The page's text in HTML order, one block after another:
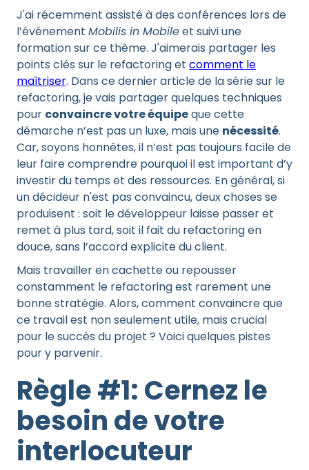
J'ai récemment assisté à des conférences lors de
l’événement Mobilis in Mobileet suivi une
formation sur ce thème. J'aimerais partager les
points clés sur le refactoring et comment le
maîtriser. Dans ce dernier article de la série sur le
refactoring, je vais partager quelques techniques
pour convaincre votre équipeque cette
démarche n’est pas un luxe, mais une nécessité.
Car, soyons honnêtes, il n’est pas toujours facile de
leur faire comprendre pourquoi il est important d’y
investir du temps et des ressources. En général, si
un décideur n'est pas convaincu, deux choses se
produisent : soit le développeur laisse passer et
remet à plus tard, soit il fait du refactoring en
douce, sans l’accord explicite du client.
Mais travailler en cachette ou repousser
constamment le refactoring est rarement une
bonne stratégie. Alors, comment convaincre que
ce travail est non seulement utile, mais crucial
pour le succès du projet ? Voici quelques pistes
pour y parvenir.
Règle #1: Cernez le
besoin de votre
interlocuteur